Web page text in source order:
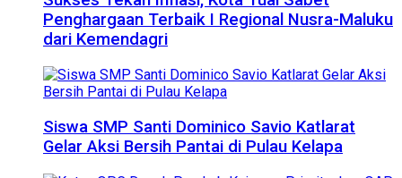
Penghargaan Terbaik I Regional Nusra-Maluku
dari Kemendagri
Siswa SMP Santi Dominico Savio Katlarat
Gelar Aksi Bersih Pantai di Pulau Kelapa